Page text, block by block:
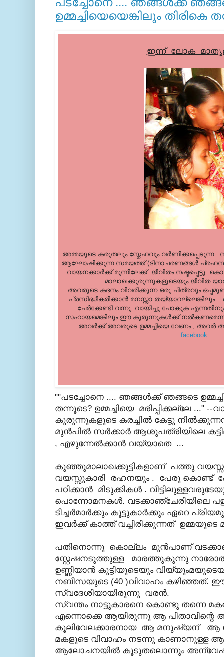
ഉമ്മച്ചിയെയെങ്കിലും തിരികെ
ഇന്ന് ലോക
അമ്മയുടെ കരുതലും സ്നേഹവും വര്‍ണിക്കപ്പെടുന്ന
ആഘോഷിക്കുന്ന സമയത്ത് (ദിനാചരണങ്ങള്‍
വായനക്കാര്‍ക്ക് മുന്നിലേക്ക്‌ ജീവിതം നഷ്ടപ്പെട്ടു
മാലാഖക്കുരുന്നുകളുടെയും ജീവിത
അവരുടെ കദനം വിവരിക്കുന്ന ഒരു ചിത്രവും
പ്രസിദ്ധീകരിക്കാന്‍ മനസ്സാ തയ്യാറല്ലെങ്കിലും
ചേര്‍ക്കേണ്ടി വന്നു. വായിച്ചു പോകുക
സഹായമെങ്കിലും ഈ കുരുന്നുകള്‍ക്ക് നല്‍കണമെന്ന്
അവര്‍ക്ക് അവരുടെ ഉമ്മച്ചിയെ വേണം , അവര്‍
facebook
""പടച്ചോനെ .... ഞങ്ങള്‍ക്ക് ഞങ്ങടെ
തന്നൂടെ? ഉമ്മച്ചിയെ മരിപ്പിക്കല്ലേ ..." --
കുരുന്നുകളുടെ കരച്ചില്‍ കേട്ടു
മുന്‍പില്‍ സര്‍ക്കാര്‍ ആശുപത്രിയിലെ
, എഴുന്നേല്‍ക്കാന്‍ വയ്യാതെ ...
കുഞ്ഞുമാലാഖക്കുട്ടികളാണ് പത്തു
വയസ്സുകാരി രഹനയും . പേരു കൊണ്ട്
പഠിക്കാന്‍ മിടുക്കികള്‍ .
പൊന്നോമനകള്‍. വടക്കാഞ്ചേരിയിലെ
ടീച്ചര്‍മാര്‍ക്കും കൂട്ടുകാര്‍ക്കും ഏറെ
ഇവര്‍ക്ക് കാത്ത് വച്ചിരിക്കുന്നത്
പതിനൊന്നു കൊല്ലം മുന്‍പാണ്
സ്റ്റേഷനടുത്തുള്ള മാരത്തുകുന്നു
ഉണ്ണിയാന്‍ കുട്ടിയുടെയും
നബീസയുടെ (40 )വിവാഹം കഴിഞ്ഞത്.
സ്വദേശിയായിരുന്നു വരന്‍.
സ്വന്തം നാട്ടുകാരനെ കൊണ്ടു തന്നെ
എന്നൊക്കെ ആയിരുന്നു ആ പിതാവിന്റെ
കൂലിവേലക്കാരനായ ആ മനുഷ്യന് ആ
മകളുടെ വിവാഹം നടന്നു കാണാനുള്ള
ആലോചനയില്‍ കൂടുതലൊന്നും